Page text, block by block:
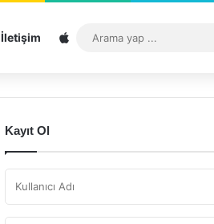
İletişim Sitemap
Kayıt Ol